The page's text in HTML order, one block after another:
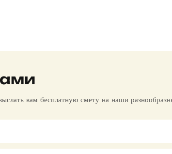
вам бесплатную смету на наши